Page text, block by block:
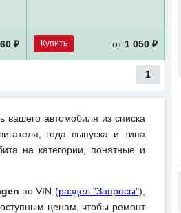
₽ Купить от 1 050 ₽
1
вашего автомобиля из списка
года выпуска и типа
на категории, понятные и
по VIN (раздел "Запросы"),
ценам, чтобы ремонт